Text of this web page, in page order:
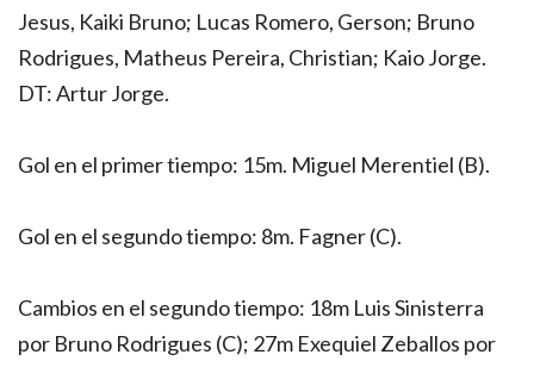
Jesus, Kaiki Bruno; Lucas Romero, Gerson; Bruno
Rodrigues, Matheus Pereira, Christian; Kaio Jorge.
DT: Artur Jorge.
Gol en el primer tiempo: 15m. Miguel Merentiel (B).
Gol en el segundo tiempo: 8m. Fagner (C).
Cambios en el segundo tiempo: 18m Luis Sinisterra
por Bruno Rodrigues (C); 27m Exequiel Zeballos por